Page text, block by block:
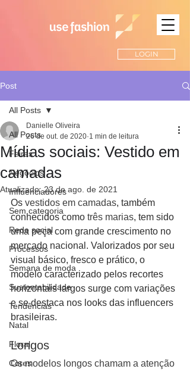
LOGIN
Post
All Posts
Feiras
Negócios
Influenciadores
Sem categoria
Rede social
Processos
Semana de moda
Sustentabilidade
Tendências
Natal
Floral
Cores
All Posts
Mídias sociais: Vestido em
camadas
Danielle Oliveira
26 de out. de 2020 1 min de leitura
Atualizado:23 de ago. de 2021
Os vestidos em camadas, também
conhecidos como três marias, tem sido
uma peça com grande crescimento no
mercado nacional. Valorizados por seu
visual básico, fresco e prático, o
modelo caracterizado pelos recortes
horizontais largos surge com variações
e se destaca nos looks das influencers
brasileiras.
Longos
Os modelos longos chamam a atenção